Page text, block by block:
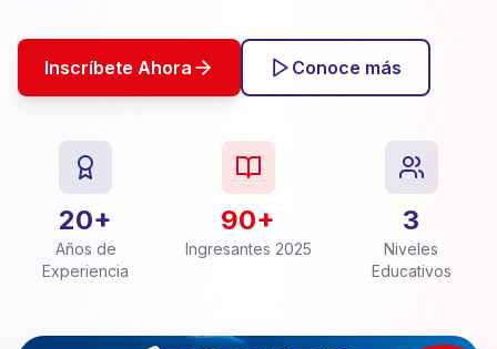
Inscríbete Ahora Conoce más
20+
Años de
Experiencia
90+
Ingresantes 2025
3
Niveles
Educativos